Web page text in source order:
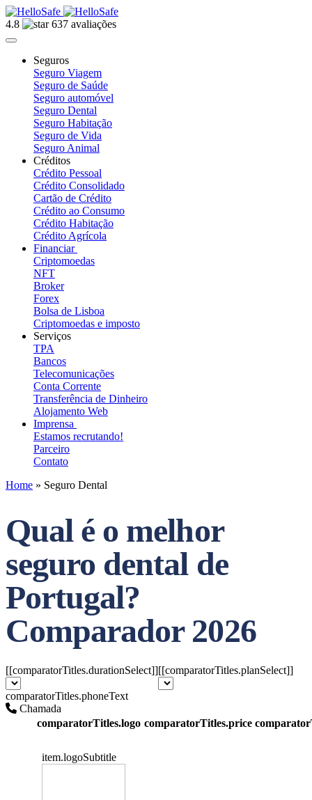
4.8 637 avaliações
Seguros
Seguro Viagem
Seguro de Saúde
Seguro automóvel
Seguro Dental
Seguro Habitação
Seguro de Vida
Seguro Animal
Créditos
Crédito Pessoal
Crédito Consolidado
Cartão de Crédito
Crédito ao Consumo
Crédito Habitação
Crédito Agrícola
Financiar
Criptomoedas
NFT
Broker
Forex
Bolsa de Lisboa
Criptomoedas e imposto
Serviços
TPA
Bancos
Telecomunicações
Conta Corrente
Transferência de Dinheiro
Alojamento Web
Imprensa
Estamos recrutando!
Parceiro
Contato
Home » Seguro Dental
Qual é o melhor
seguro dental de
Portugal?
Comparador 2026
[[comparatorTitles.durationSelect]][[comparatorTitles.planSelect]]
comparatorTitles.phoneText
Chamada
comparatorTitles.logo comparatorTitles.price
item.logoSubtitle